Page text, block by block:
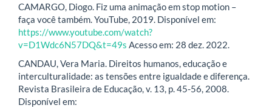
CAMARGO, Diogo. Fiz uma animação em stop motion –
faça você também. YouTube, 2019. Disponível em:
https://www.youtube.com/watch?
v=D1Wdc6N57DQ&t=49s Acesso em: 28 dez. 2022.
CANDAU, Vera Maria. Direitos humanos, educação e
interculturalidade: as tensões entre igualdade e diferença.
Revista Brasileira de Educação, v. 13, p. 45-56, 2008.
Disponível em: